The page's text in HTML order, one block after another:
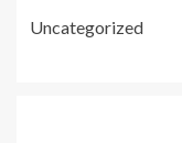
Uncategorized